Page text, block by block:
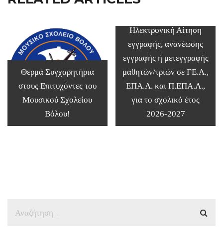
Θερμά Συγχαρητήρια
στους Επιτυχόντες του
Μουσικού Σχολείου
Βόλου!
Ηλεκτρονική Αίτηση
εγγραφής, ανανέωσης
εγγραφής ή μετεγγραφής
μαθητών/τριών σε ΓΕ.Λ.,
ΕΠΑ.Λ. και Π.ΕΠΑ.Λ.,
για το σχολικό έτος
2026-2027